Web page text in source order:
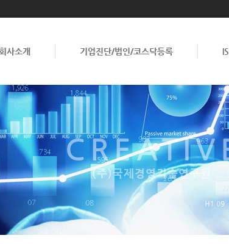
회사소개 기업진단/법인/코스닥등록
(주)국제경영기술연구원